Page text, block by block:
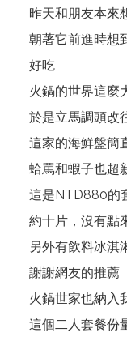
昨天和朋友本來
朝著它前進時想
好吃
火鍋的世界這麼
於是立馬調頭改
這家的海鮮盤簡
蛤罵和蝦子也超
這是NTD880的
約十片，沒有點
另外有飲料冰淇
謝謝網友的推薦
火鍋世家也納入
這個二人套餐份